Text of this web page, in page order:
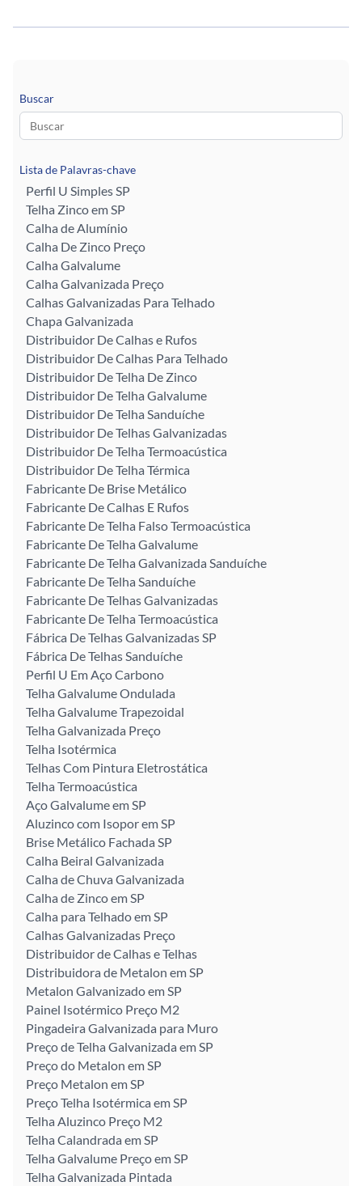
Buscar
Lista de Palavras-chave
Perfil U Simples SP
Telha Zinco em SP
Calha de Alumínio
Calha De Zinco Preço
Calha Galvalume
Calha Galvanizada Preço
Calhas Galvanizadas Para Telhado
Chapa Galvanizada
Distribuidor De Calhas e Rufos
Distribuidor De Calhas Para Telhado
Distribuidor De Telha De Zinco
Distribuidor De Telha Galvalume
Distribuidor De Telha Sanduíche
Distribuidor De Telhas Galvanizadas
Distribuidor De Telha Termoacústica
Distribuidor De Telha Térmica
Fabricante De Brise Metálico
Fabricante De Calhas E Rufos
Fabricante De Telha Falso Termoacústica
Fabricante De Telha Galvalume
Fabricante De Telha Galvanizada Sanduíche
Fabricante De Telha Sanduíche
Fabricante De Telhas Galvanizadas
Fabricante De Telha Termoacústica
Fábrica De Telhas Galvanizadas SP
Fábrica De Telhas Sanduíche
Perfil U Em Aço Carbono
Telha Galvalume Ondulada
Telha Galvalume Trapezoidal
Telha Galvanizada Preço
Telha Isotérmica
Telhas Com Pintura Eletrostática
Telha Termoacústica
Aço Galvalume em SP
Aluzinco com Isopor em SP
Brise Metálico Fachada SP
Calha Beiral Galvanizada
Calha de Chuva Galvanizada
Calha de Zinco em SP
Calha para Telhado em SP
Calhas Galvanizadas Preço
Distribuidor de Calhas e Telhas
Distribuidora de Metalon em SP
Metalon Galvanizado em SP
Painel Isotérmico Preço M2
Pingadeira Galvanizada para Muro
Preço de Telha Galvanizada em SP
Preço do Metalon em SP
Preço Metalon em SP
Preço Telha Isotérmica em SP
Telha Aluzinco Preço M2
Telha Calandrada em SP
Telha Galvalume Preço em SP
Telha Galvanizada Pintada